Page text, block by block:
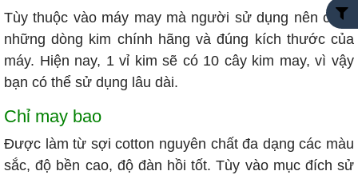
Tùy thuộc vào máy may mà người sử dụng nên chọn
những dòng kim chính hãng và đúng kích thước của
máy. Hiện nay, 1 vỉ kim sẽ có 10 cây kim may, vì vậy
bạn có thể sử dụng lâu dài.
Chỉ may bao
Được làm từ sợi cotton nguyên chất đa dạng các màu
sắc, độ bền cao, độ đàn hồi tốt. Tùy vào mục đích sử